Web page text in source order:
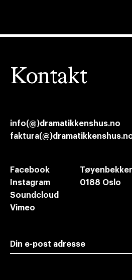
Kontakt
0188 Oslo
info(@)dramatikkenshus.no
Facebook
Instagram
Soundcloud
Vimeo
Din e-post adresse